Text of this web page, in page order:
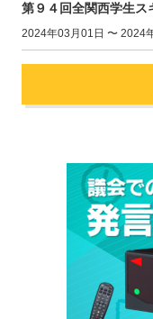
第９４回全関西学生ス
2024年03月01日 〜 2024